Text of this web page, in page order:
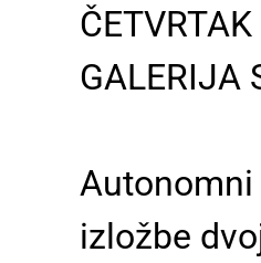
GALERIJA
Autonomni
izložbe